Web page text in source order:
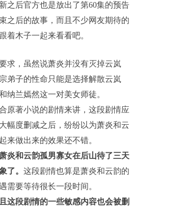
之后官方也是放出了第60集的预告
之后的故事，而且不少网友期待的
着木子一起来看看吧。
求，虽然说萧炎并没有灭掉云岚
弟子的性命只能是选择解散云岚
纳兰嫣然这一对美女师徒。
原著小说的剧情来讲，这段剧情应
幅度删减之后，纷纷以为萧炎和云
来做出来的效果还不错。
炎和云韵孤男寡女在后山待了三天
了。 这段剧情也算是萧炎和云韵的
需要等待很长一段时间。
这段剧情的一些敏感内容也会被删